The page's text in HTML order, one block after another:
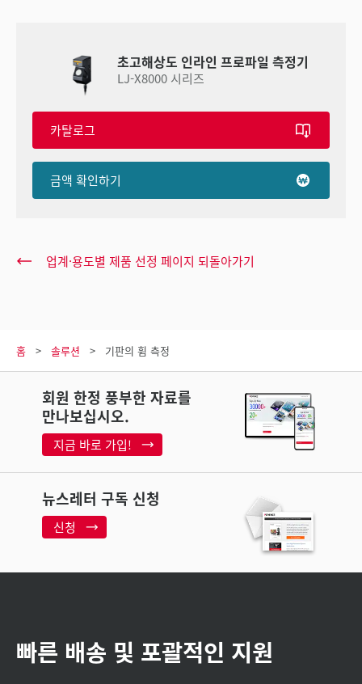
초고해상도 인라인 프로파일 측정기
LJ-X8000 시리즈
카탈로그
금액 확인하기
업계·용도별 제품 선정 페이지 되돌아가기
홈 솔루션 기판의 휨 측정
회원 한정 풍부한 자료를
만나보십시오.
지금 바로 가입!
뉴스레터 구독 신청
신청
빠른 배송 및 포괄적인 지원